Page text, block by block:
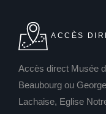
ACCÈS
Accès direct Musée
Beaubourg ou
Lachaise, Eglise